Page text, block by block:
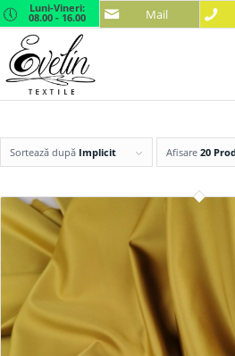
Mail
Luni-Vineri:
08.00 - 16.00
Sortează după Implicit Afisare 20